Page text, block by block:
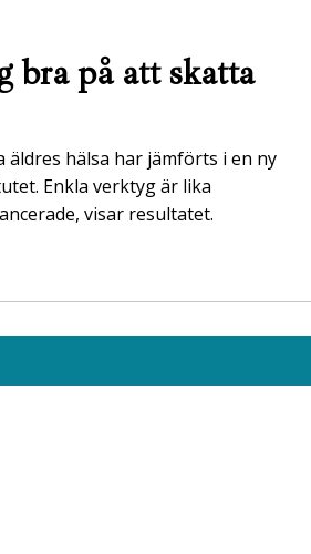
bra på att skatta
hälsa har jämförts i en ny
Enkla verktyg är lika
visar resultatet.